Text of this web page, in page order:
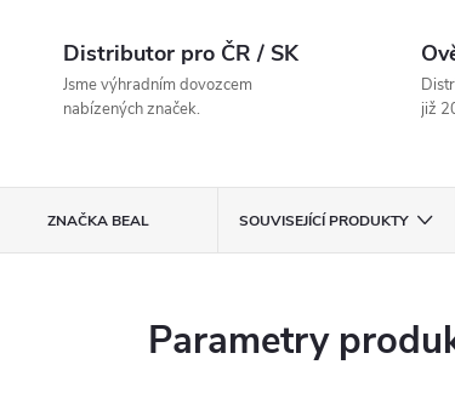
Distributor pro ČR / SK
Jsme výhradním dovozcem
nabízených značek.
již
ZNAČKA BEAL SOUVISEJÍCÍ PRODUKTY
Parametry